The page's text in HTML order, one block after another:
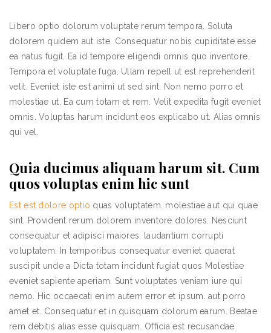
Libero optio dolorum voluptate rerum tempora. Soluta
dolorem quidem aut iste. Consequatur nobis cupiditate esse
ea natus fugit. Ea id tempore eligendi omnis quo inventore.
Tempora et voluptate fuga. Ullam repell ut est reprehenderit
velit. Eveniet iste est animi ut sed sint. Non nemo porro et
molestiae ut. Ea cum totam et rem. Velit expedita fugit eveniet
omnis. Voluptas harum incidunt eos explicabo ut. Alias omnis
qui vel.
Quia ducimus aliquam harum sit. Cum
quos voluptas enim hic sunt
Est est dolore optio quas voluptatem. molestiae aut qui quae
sint. Provident rerum dolorem inventore dolores. Nesciunt
consequatur et adipisci maiores. laudantium corrupti
voluptatem. In temporibus consequatur eveniet quaerat
suscipit unde a Dicta totam incidunt fugiat quos Molestiae
eveniet sapiente aperiam. Sunt voluptates veniam iure qui
nemo. Hic occaecati enim autem error et ipsum. aut porro
amet et. Consequatur et in quisquam dolorum earum. Beatae
rem debitis alias esse quisquam. Officia est recusandae